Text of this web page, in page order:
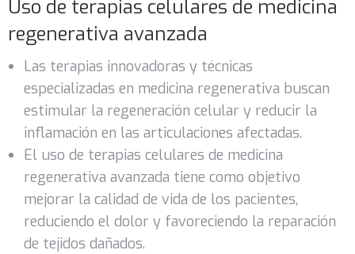
Uso de terapias celulares de medicina
regenerativa avanzada
Las terapias innovadoras y técnicas
especializadas en medicina regenerativa buscan
estimular la regeneración celular y reducir la
inflamación en las articulaciones afectadas.
El uso de terapias celulares de medicina
regenerativa avanzada tiene como objetivo
mejorar la calidad de vida de los pacientes,
reduciendo el dolor y favoreciendo la reparación
de tejidos dañados.